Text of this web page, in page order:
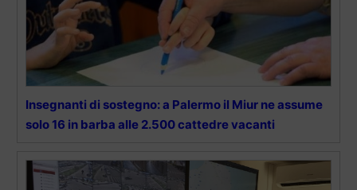
Insegnanti di sostegno: a Palermo il Miur ne assume
solo 16 in barba alle 2.500 cattedre vacanti